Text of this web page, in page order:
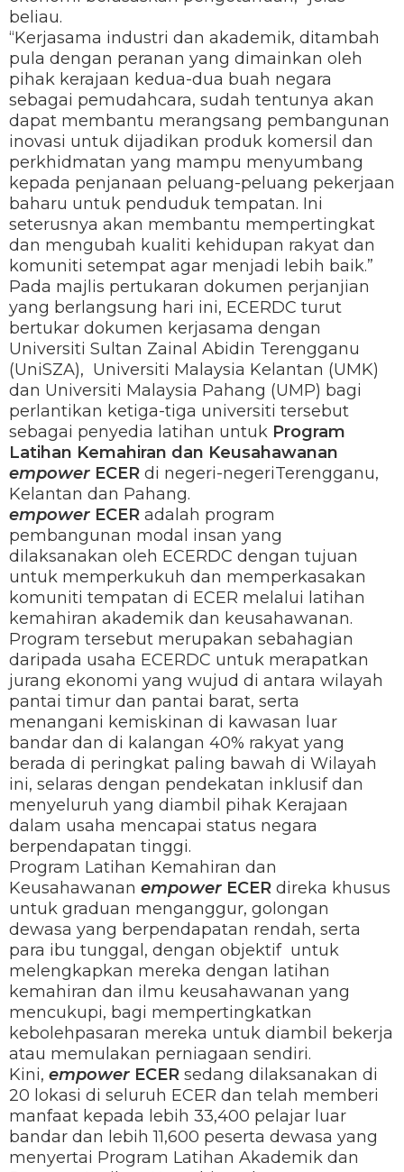
beliau.
“Kerjasama industri dan akademik, ditambah
pula dengan peranan yang dimainkan oleh
pihak kerajaan kedua-dua buah negara
sebagai pemudahcara, sudah tentunya akan
dapat membantu merangsang pembangunan
inovasi untuk dijadikan produk komersil dan
perkhidmatan yang mampu menyumbang
kepada penjanaan peluang-peluang pekerjaan
baharu untuk penduduk tempatan. Ini
seterusnya akan membantu mempertingkat
dan mengubah kualiti kehidupan rakyat dan
komuniti setempat agar menjadi lebih baik.”
Pada majlis pertukaran dokumen perjanjian
yang berlangsung hari ini, ECERDC turut
bertukar dokumen kerjasama dengan
Universiti Sultan Zainal Abidin Terengganu
(UniSZA), Universiti Malaysia Kelantan (UMK)
dan Universiti Malaysia Pahang (UMP) bagi
perlantikan ketiga-tiga universiti tersebut
sebagai penyedia latihan untuk Program
Latihan Kemahiran dan Keusahawanan
empower ECER di negeri-negeriTerengganu,
Kelantan dan Pahang.
empower ECER adalah program
pembangunan modal insan yang
dilaksanakan oleh ECERDC dengan tujuan
untuk memperkukuh dan memperkasakan
komuniti tempatan di ECER melalui latihan
kemahiran akademik dan keusahawanan.
Program tersebut merupakan sebahagian
daripada usaha ECERDC untuk merapatkan
jurang ekonomi yang wujud di antara wilayah
pantai timur dan pantai barat, serta
menangani kemiskinan di kawasan luar
bandar dan di kalangan 40% rakyat yang
berada di peringkat paling bawah di Wilayah
ini, selaras dengan pendekatan inklusif dan
menyeluruh yang diambil pihak Kerajaan
dalam usaha mencapai status negara
berpendapatan tinggi.
Program Latihan Kemahiran dan
Keusahawanan empower ECER direka khusus
untuk graduan menganggur, golongan
dewasa yang berpendapatan rendah, serta
para ibu tunggal, dengan objektif untuk
melengkapkan mereka dengan latihan
kemahiran dan ilmu keusahawanan yang
mencukupi, bagi mempertingkatkan
kebolehpasaran mereka untuk diambil bekerja
atau memulakan perniagaan sendiri.
Kini, empower ECER sedang dilaksanakan di
20 lokasi di seluruh ECER dan telah memberi
manfaat kepada lebih 33,400 pelajar luar
bandar dan lebih 11,600 peserta dewasa yang
menyertai Program Latihan Akademik dan